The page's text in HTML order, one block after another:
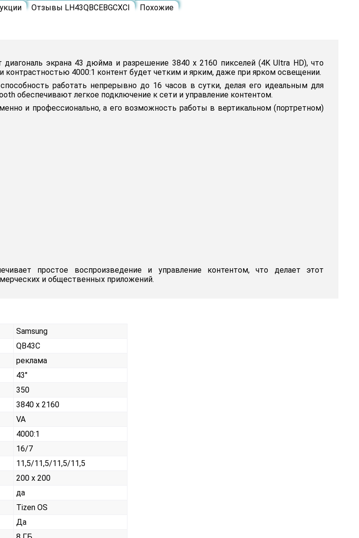
Отзывы LH43QBCEBGCXCI Похожие
экрана 43 дюйма и разрешение 3840 х 2160 пикселей (4K Ultra HD), что
4000:1 контент будет четким и ярким, даже при ярком освещении.
работать непрерывно до 16 часов в сутки, делая его идеальным для
обеспечивают легкое подключение к сети и управление контентом.
и профессионально, а его возможность работы в вертикальном (портретном)
простое воспроизведение и управление контентом, что делает этот
и общественных приложений.
Samsung
QB43C
реклама
43"
350
3840 x 2160
VA
4000:1
16/7
11,5/11,5/11,5/11,5
200 x 200
да
Tizen OS
Да